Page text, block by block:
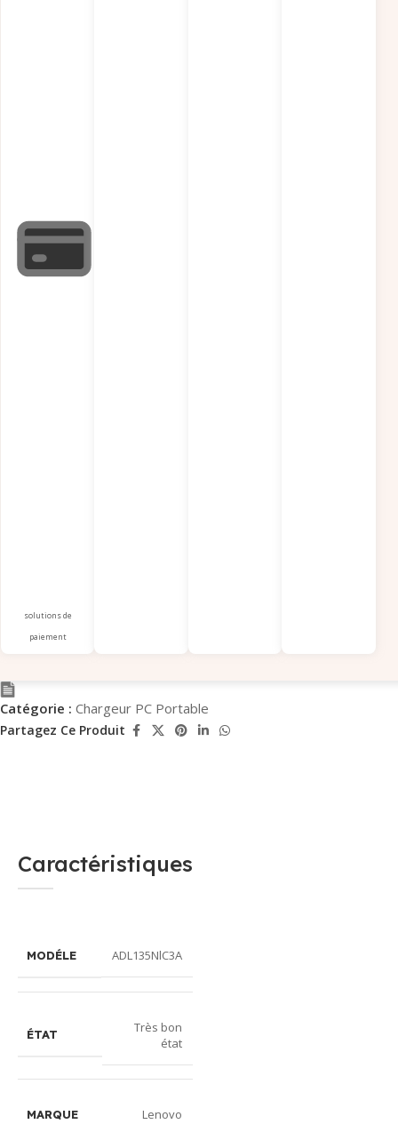
solutions de
paiement
Catégorie : Chargeur PC Portable
Partagez Ce Produit
Caractéristiques
MODÉLE ADL135NlC3A
ÉTAT
Très bon
état
MARQUE Lenovo